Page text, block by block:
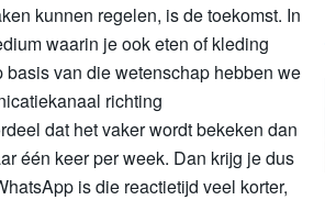
kunnen regelen, is de toekomst. In
waarin je ook eten of kleding
van die wetenschap hebben we
richting
dat het vaker wordt bekeken dan
één keer per week. Dan krijg je dus
is die reactietijd veel korter,